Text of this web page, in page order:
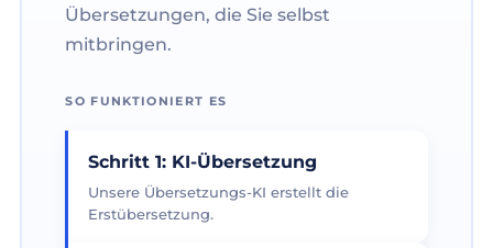
Übersetzungen, die Sie selbst
mitbringen.
SO FUNKTIONIERT ES
Schritt 1: KI-Übersetzung
Unsere Übersetzungs-KI erstellt die
Erstübersetzung.